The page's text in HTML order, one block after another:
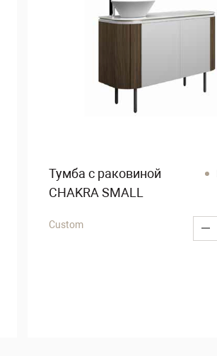
Тумба с раковиной
CHAKRA SMALL
Custom